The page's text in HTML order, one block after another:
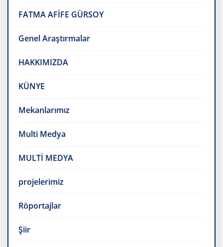
FATMA AFİFE GÜRSOY
Genel Araştırmalar
HAKKIMIZDA
KÜNYE
Mekanlarımız
Multi Medya
MULTİ MEDYA
projelerimiz
Röportajlar
Şiir